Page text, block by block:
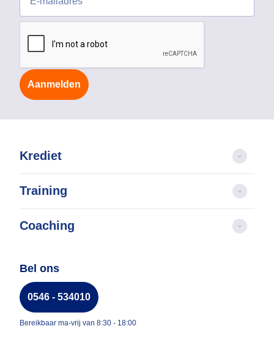
Aanmelden
Krediet
Training
Coaching
Bel ons
0546 - 534010
Bereikbaar ma-vrij van 8:30 - 18:00